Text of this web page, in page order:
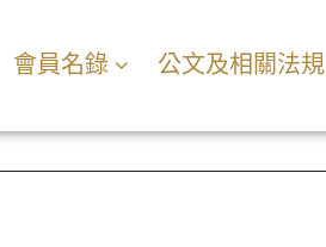
會員名錄 公文及相關法規